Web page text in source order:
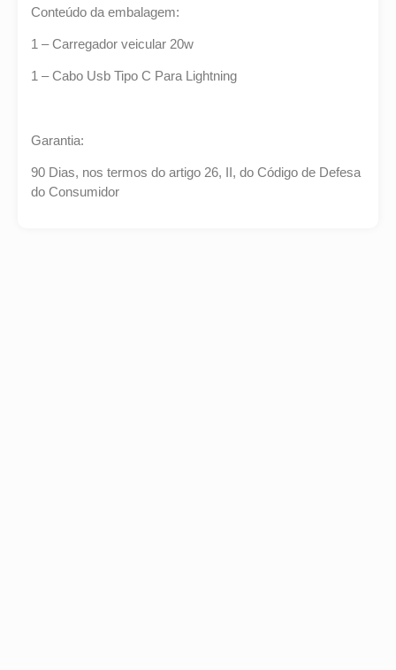
Conteúdo da embalagem:
1 – Carregador veicular 20w
1 – Cabo Usb Tipo C Para Lightning
Garantia:
90 Dias, nos termos do artigo 26, II, do Código de Defesa
do Consumidor